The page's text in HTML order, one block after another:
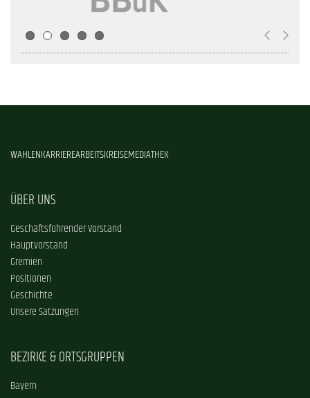
WAHLENKARRIEREARBEITSKREISEMEDIATHEK
ÜBER UNS
Geschäftsführender Vorstand
Hauptvorstand
Gremien
Positionen
Geschichte
Unsere Satzungen
BEZIRKE & ORTSGRUPPEN
Bayern